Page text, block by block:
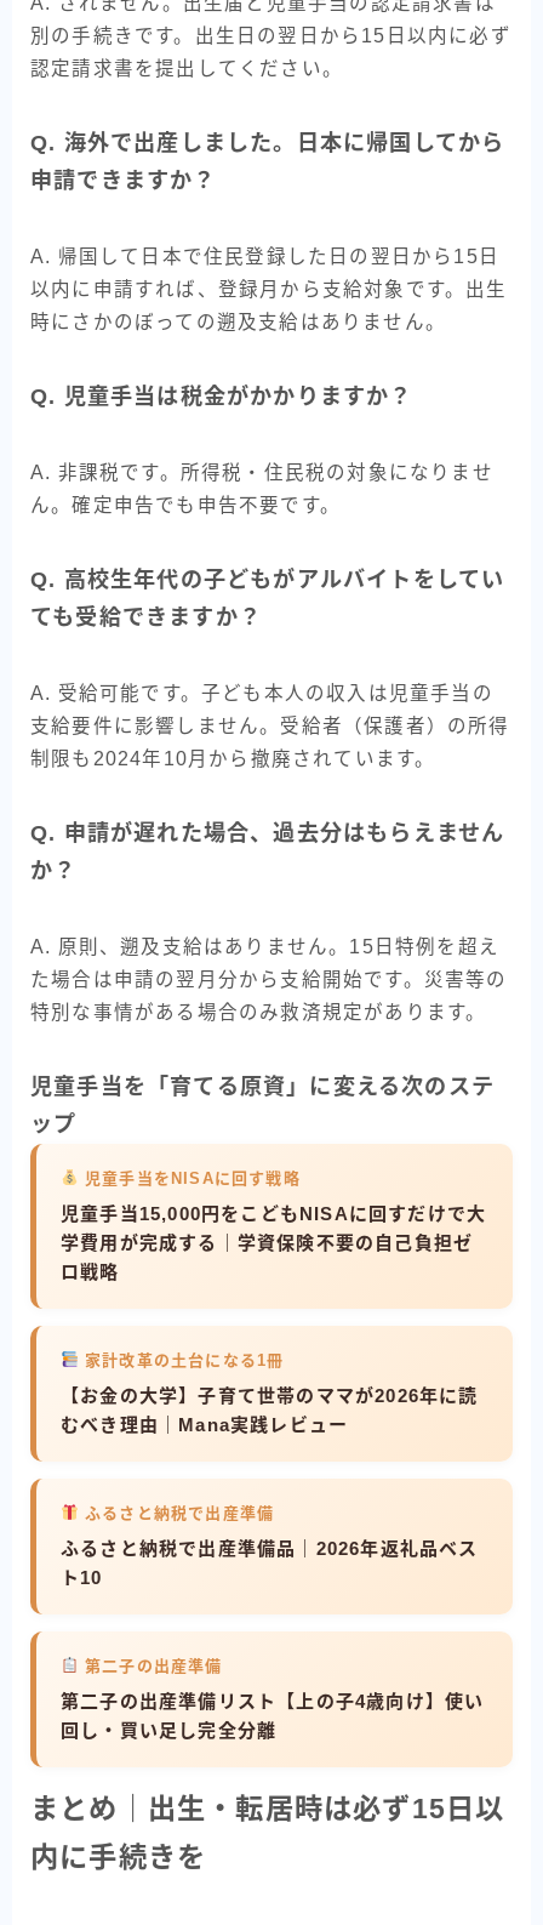
別の手続きです。出生日の翌日から15日以内に必ず
認定請求書を提出してください。
Q. 海外で出産しました。日本に帰国してから
申請できますか？
A. 帰国して日本で住民登録した日の翌日から15日
以内に申請すれば、登録月から支給対象です。出生
時にさかのぼっての遡及支給はありません。
Q. 児童手当は税金がかかりますか？
A. 非課税です。所得税・住民税の対象になりませ
ん。確定申告でも申告不要です。
Q. 高校生年代の子どもがアルバイトをしてい
ても受給できますか？
A. 受給可能です。子ども本人の収入は児童手当の
支給要件に影響しません。受給者（保護者）の所得
制限も2024年10月から撤廃されています。
Q. 申請が遅れた場合、過去分はもらえません
か？
A. 原則、遡及支給はありません。15日特例を超え
た場合は申請の翌月分から支給開始です。災害等の
特別な事情がある場合のみ救済規定があります。
児童手当を「育てる原資」に変える次のステ
ップ
児童手当をNISAに回す戦略
児童手当15,000円をこどもNISAに回すだけで大
学費用が完成する｜学資保険不要の自己負担ゼ
ロ戦略
家計改革の土台になる1冊
【お金の大学】子育て世帯のママが2026年に読
むべき理由｜Mana実践レビュー
ふるさと納税で出産準備
ふるさと納税で出産準備品｜2026年返礼品ベス
ト10
第二子の出産準備
第二子の出産準備リスト【上の子4歳向け】使い
回し・買い足し完全分離
まとめ｜出生・転居時は必ず15日以
内に手続きを